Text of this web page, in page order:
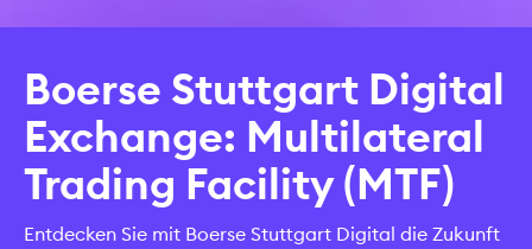
Boerse Stuttgart Digital
Exchange: Multilateral
Trading Facility (MTF)
Entdecken Sie mit Boerse Stuttgart Digital die Zukunft